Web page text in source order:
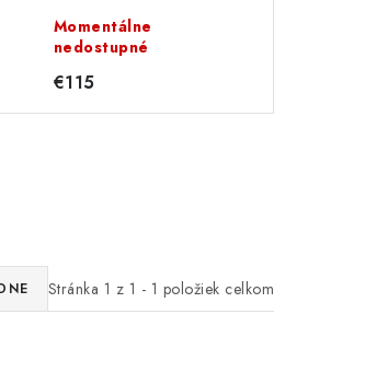
Momentálne
nedostupné
€115
Stránka 1 z 1 - 1 položiek celkom